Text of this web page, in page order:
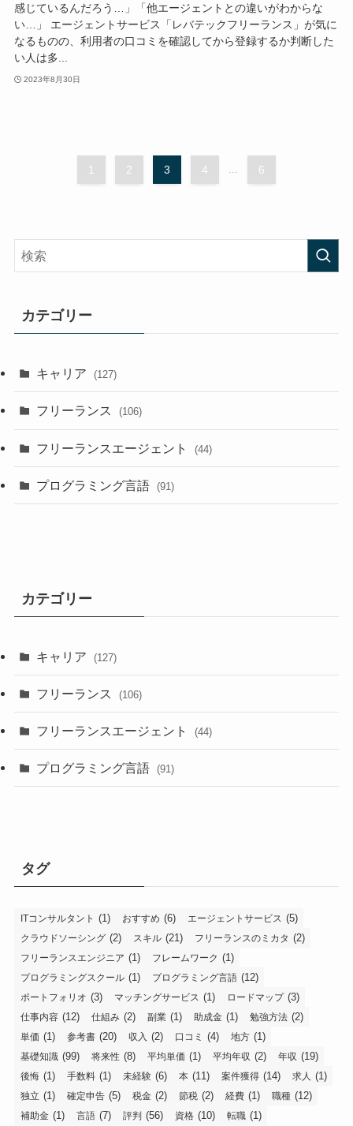
感じているんだろう…」「他エージェントとの違いがわからな
い…」 エージェントサービス「レバテックフリーランス」が気に
なるものの、利用者の口コミを確認してから登録するか判断した
い人は多...
2023年8月30日
1 2 3 4 6
カテゴリー
キャリア (127)
フリーランス (106)
フリーランスエージェント (44)
プログラミング言語 (91)
カテゴリー
キャリア (127)
フリーランス (106)
フリーランスエージェント (44)
プログラミング言語 (91)
タグ
ITコンサルタント (1) おすすめ (6) エージェントサービス (5)
クラウドソーシング (2) スキル (21) フリーランスのミカタ (2)
フリーランスエンジニア (1) フレームワーク (1)
プログラミングスクール (1) プログラミング言語 (12)
ポートフォリオ (3) マッチングサービス (1) ロードマップ(3)
仕事内容 (12) 仕組み (2) 副業 (1) 助成金 (1) 勉強方法 (2)
単価 (1) 参考書 (20) 収入 (2) 口コミ (4) 地方 (1)
基礎知識 (99) 将来性 (8) 平均単価 (1) 平均年収 (2) 年収 (19)
後悔 (1) 手数料 (1) 未経験 (6) 本 (11) 案件獲得 (14) 求人 (1)
独立 (1) 確定申告 (5) 税金 (2) 節税 (2) 経費 (1) 職種 (12)
補助金 (1) 言語 (7) 評判 (56) 資格 (10) 転職 (1)